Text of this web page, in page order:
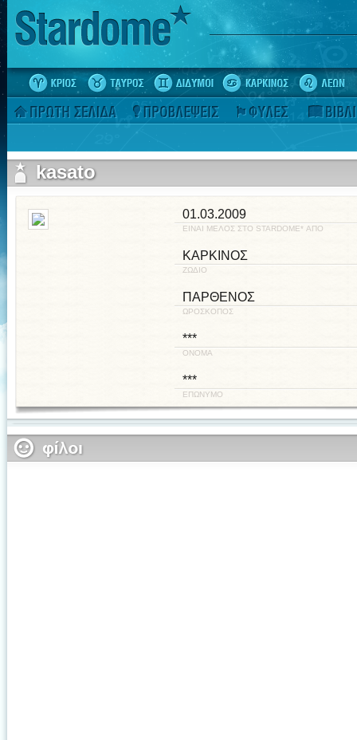
kasato
01.03.2009
ΕΙΝΑΙ ΜΕΛΟΣ ΣΤΟ STARDOME* ΑΠΟ
ΚΑΡΚΙΝΟΣ
ΖΩΔΙΟ
ΠΑΡΘΕΝΟΣ
ΩΡΟΣΚΟΠΟΣ
***
ΟΝΟΜΑ
***
ΕΠΩΝΥΜΟ